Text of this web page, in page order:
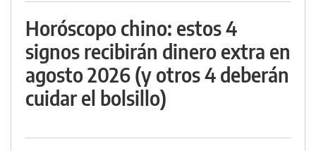
Horóscopo chino: estos 4
signos recibirán dinero extra en
agosto 2026 (y otros 4 deberán
cuidar el bolsillo)